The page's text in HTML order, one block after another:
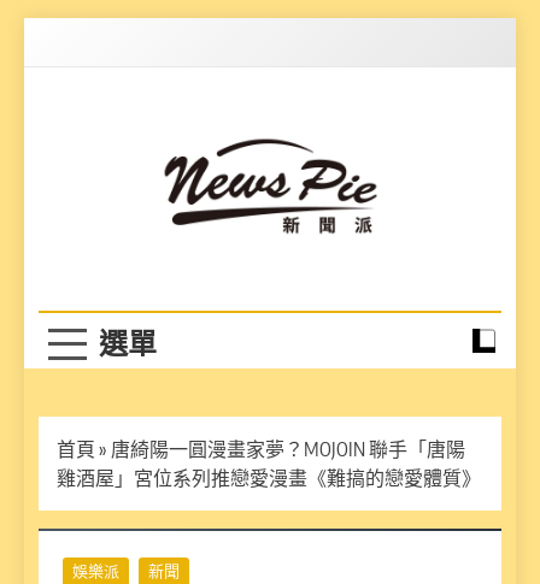
首頁 » 唐綺陽一圓漫畫家夢？MOJOIN 聯手「唐陽
雞酒屋」宮位系列推戀愛漫畫《難搞的戀愛體質》
娛樂派 新聞